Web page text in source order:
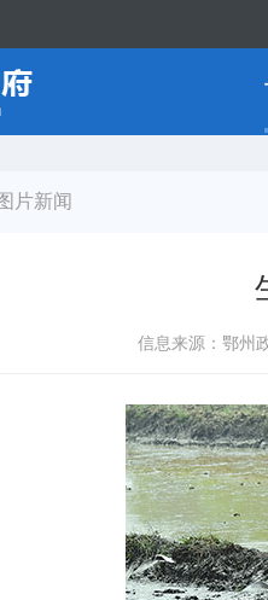
片新闻
信息来源：鄂州